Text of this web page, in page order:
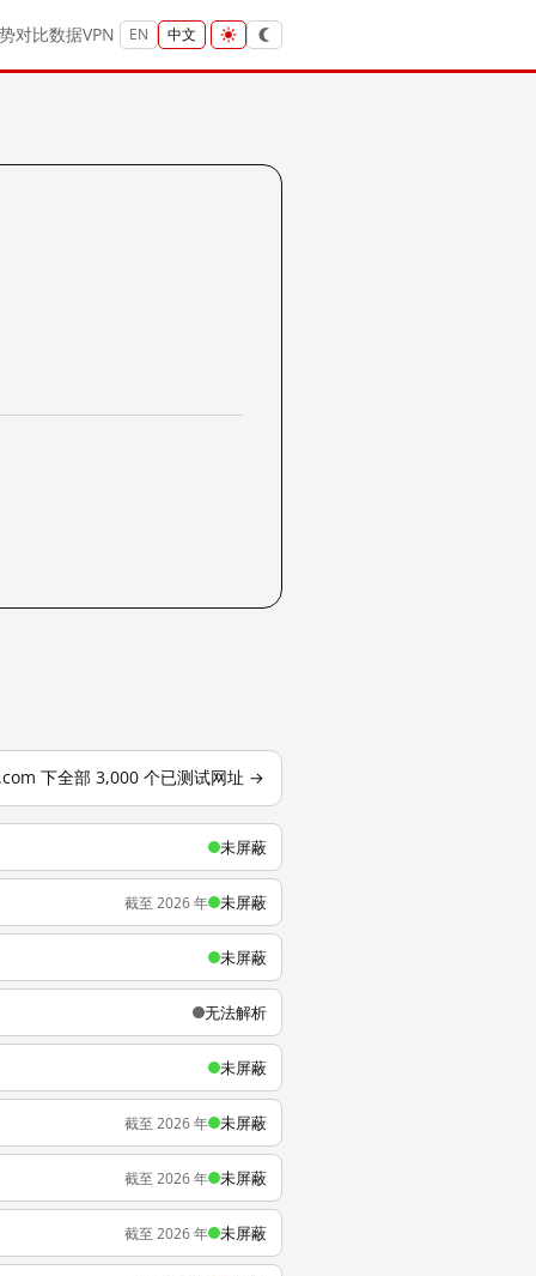
对比数据VPN EN 中文
下全部 3,000 个已测试网址 →
未屏蔽
截至 2026 年 未屏蔽
未屏蔽
无法解析
未屏蔽
截至 2026 年 未屏蔽
截至 2026 年 未屏蔽
截至 2026 年 未屏蔽